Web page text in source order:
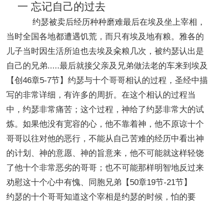
一 忘记自己的过去
约瑟被卖后经历种种磨难最后在埃及坐上宰相，
当时全国各地都遭遇饥荒，而只有埃及地有粮。雅各的
儿子当时因生活所迫也去埃及籴粮几次，被约瑟认出是
自己的兄弟.....最后就接父亲及兄弟做法老的车来到埃及
【创46章5-7节】约瑟与十个哥哥相认的过程，圣经中描
写的非常详细，有许多的周折。在这个相认的过程当
中，约瑟非常痛苦；这个过程，神给了约瑟非常大的试
炼。如果他没有宽容的心，他不靠着神，他不原谅十个
哥哥以往对他的恶行，不能从自己苦难的经历中看出神
的计划、神的意愿、神的旨意来，他不可能就这样轻饶
了他十个非常恶劣的哥哥；也不可能那样明智地反过来
劝慰这十个心中有愧、同胞兄弟【50章19节-21节】
约瑟的十个哥哥知道这个宰相是约瑟的时候，怕的要